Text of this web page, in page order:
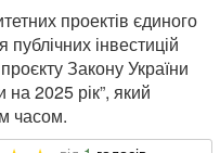
проектів єдиного
інвестицій
Закону України
2025 рік”, який
часом.